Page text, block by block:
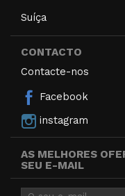
Suíça
CONTACTO
Contacte-nos
Facebook
instagram
AS MELHORES
SEU E-MAIL